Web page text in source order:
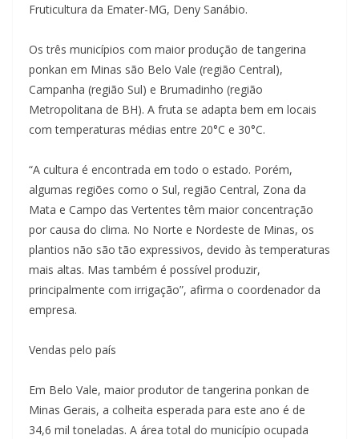
Fruticultura da Emater-MG, Deny Sanábio.
Os três municípios com maior produção de tangerina
ponkan em Minas são Belo Vale (região Central),
Campanha (região Sul) e Brumadinho (região
Metropolitana de BH). A fruta se adapta bem em locais
com temperaturas médias entre 20°C e 30°C.
“A cultura é encontrada em todo o estado. Porém,
algumas regiões como o Sul, região Central, Zona da
Mata e Campo das Vertentes têm maior concentração
por causa do clima. No Norte e Nordeste de Minas, os
plantios não são tão expressivos, devido às temperaturas
mais altas. Mas também é possível produzir,
principalmente com irrigação”, afirma o coordenador da
empresa.
Vendas pelo país
Em Belo Vale, maior produtor de tangerina ponkan de
Minas Gerais, a colheita esperada para este ano é de
34,6 mil toneladas. A área total do município ocupada